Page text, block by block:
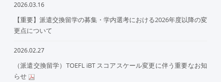
2026.03.16
【重要】派遣交換留学の募集・学内選考における2026年度以降の変
更点について
2026.02.27
（派遣交換留学）TOEFL iBT スコアスケール変更に伴う重要なお知
らせ